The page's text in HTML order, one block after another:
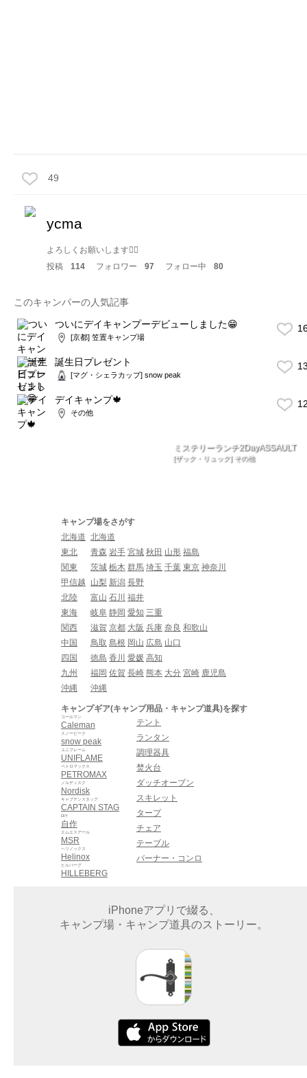
49
ycma
よろしくお願いします🙇‍♂️
投稿
114 フォロワー 97 フォロー中 80
このキャンパーの人気記事
ついにデイキャンプーデビューしました😁
[京都] 笠置キャンプ場
誕生日プレゼント
[マグ・シェラカップ] snow peak
デイキャンプ🍁
その他
ミステリーランチ2DayASSAULT
[ザック・リュック] その他
キャンプ場をさがす
北海道 北海道
東北
青森 岩手 宮城 秋田 山形 福島
関東
茨城 栃木 群馬 埼玉 千葉 東京 神奈川
甲信越
山梨 新潟 長野
北陸
富山 石川 福井
東海
岐阜 静岡 愛知 三重
関西
滋賀 京都 大阪 兵庫 奈良 和歌山
中国
鳥取 島根 岡山 広島 山口
四国
徳島 香川 愛媛 高知
九州
福岡 佐賀 長崎 熊本 大分 宮崎 鹿児島
沖縄
沖縄
キャンプギア(キャンプ用品・キャンプ道具)を探す
Caleman
コールマン
snow peak
スノーピーク
UNIFLAME
ユニフレーム
PETROMAX
ペトロマックス
Nordisk
ノルディスク
CAPTAIN STAG
キャプテンスタッグ
自作
DIY
MSR
エムエスアール
Helinox
ヘリノックス
HILLEBERG
ヒルバーグ
テント
ランタン
調理器具
焚火台
ダッチオーブン
スキレット
タープ
チェア
テーブル
バーナー・コンロ
iPhoneアプリで綴る、
キャンプ場・キャンプ道具のストーリー。